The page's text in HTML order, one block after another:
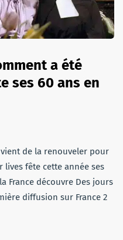
a été
ses 60 ans en
de la renouveler pour
lives fête cette année ses
France découvre Des jours
diffusion sur France 2